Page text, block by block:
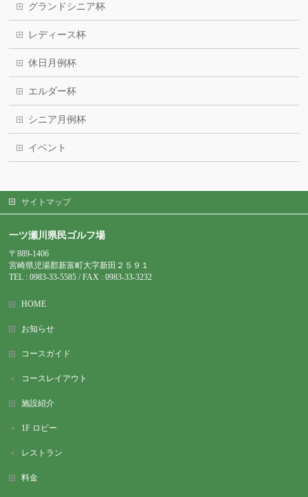
グランドシニア杯
レディース杯
休日月例杯
エルダー杯
シニア月例杯
イベント
サイトマップ
一ツ瀬川県民ゴルフ場
〒889-1406
宮崎県児湯郡新富町大字新田２５９１
TEL : 0983-33-5585 / FAX : 0983-33-3232
HOME
お知らせ
コースガイド
コースレイアウト
施設紹介
1F ロビー
レストラン
料金